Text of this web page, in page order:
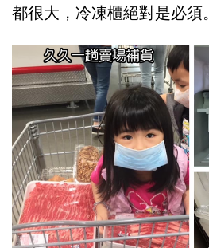
都很大，冷凍櫃絕對是必須。